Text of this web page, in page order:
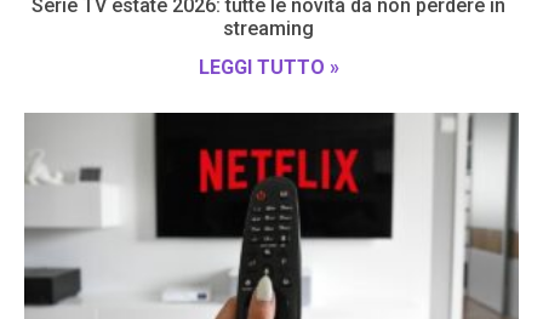
Serie TV estate 2026: tutte le novità da non perdere in
streaming
LEGGI TUTTO »